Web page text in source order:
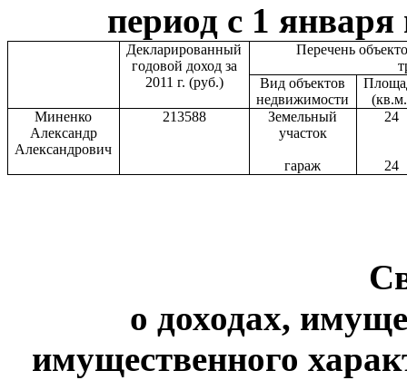
период с 1 января
Декларированный
годовой доход за
2011 г. (руб.)
Перечень
Вид объектов
недвижимости
Миненко
Александр
Александрович
213588
Земельный
участок
гараж
24
24
о доходах,
имущественного